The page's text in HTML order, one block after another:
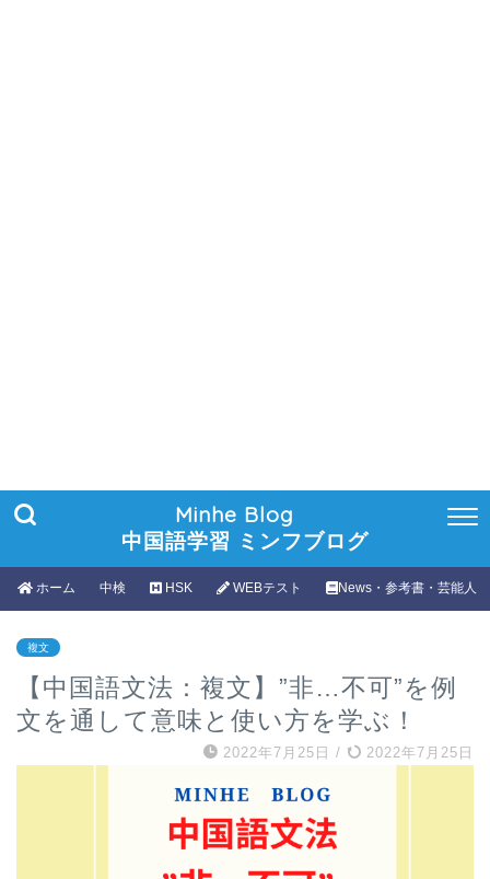
Minhe Blog
中国語学習 ミンフブログ
ホーム 中検 HSK WEBテスト News・参考書・芸能人
複文
【中国語文法：複文】”非…不可”を例
文を通して意味と使い方を学ぶ！
2022年7月25日 / 2022年7月25日